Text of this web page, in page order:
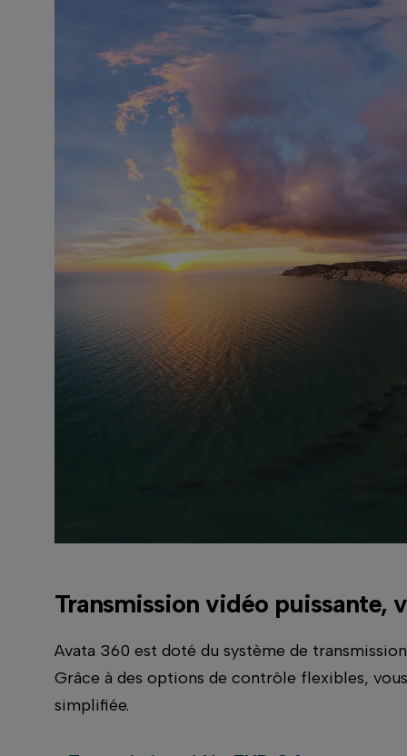
Transmission vidéo puissante,
Avata 360 est doté du système de
Grâce à des options de contrôle flexibles,
simplifiée.